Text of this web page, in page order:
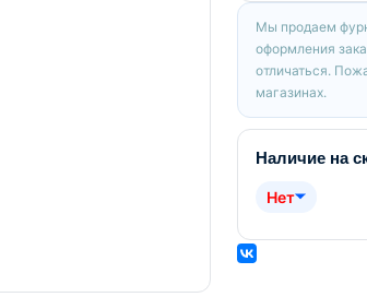
Мы продаем
оформления
отличаться.
магазинах.
Наличие на
Нет